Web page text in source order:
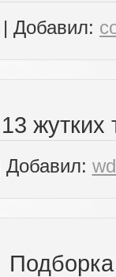
| Добавил:
13 жутких
Добавил: